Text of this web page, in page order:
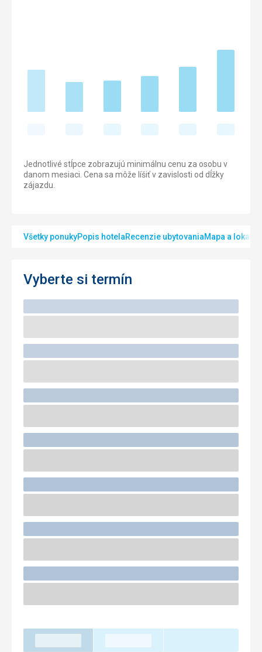
Jednotlivé stĺpce zobrazujú minimálnu cenu za osobu v
danom mesiaci. Cena sa môže líšiť v zavislosti od dĺžky
zájazdu.
Všetky ponukyPopis hotelaRecenzie ubytovaniaMapa a lokalita
Vyberte si termín